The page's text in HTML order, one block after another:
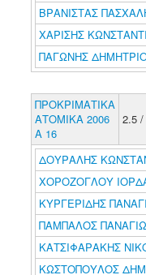
ΒΡΑΝΙΣΤΑΣ
ΧΑΡΙΣΗΣ
ΠΑΓΩΝΗΣ
ΠΡΟΚΡΙΜΑΤΙΚΑ
ΑΤΟΜΙΚΑ 2006
A 16
2.5 /
ΔΟΥΡΑΛΗΣ
ΧΟΡΟΖΟΓΛΟΥ
ΚΥΡΓΕΡΙΔΗΣ
ΠΑΜΠΑΛΟΣ
ΚΑΤΣΙΦΑΡΑΚΗΣ
ΚΩΣΤΟΠΟΥΛΟΣ